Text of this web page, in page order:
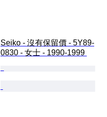
Seiko - 沒有保留價 - 5Y89-
0830 - 女士 - 1990-1999